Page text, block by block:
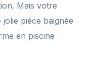
Mais votre
pièce baignée
en piscine